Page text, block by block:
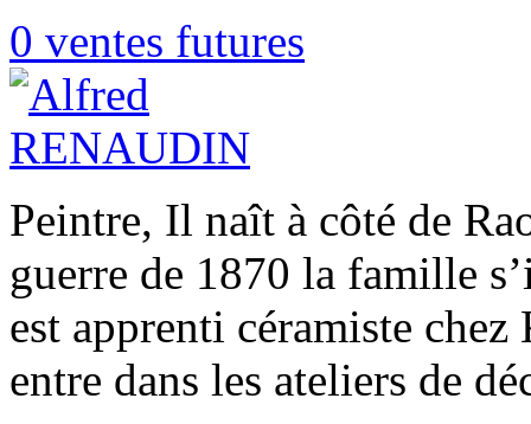
0 ventes futures
Peintre, Il naît à côté de
guerre de 1870 la famille
est apprenti céramiste
entre dans les ateliers de